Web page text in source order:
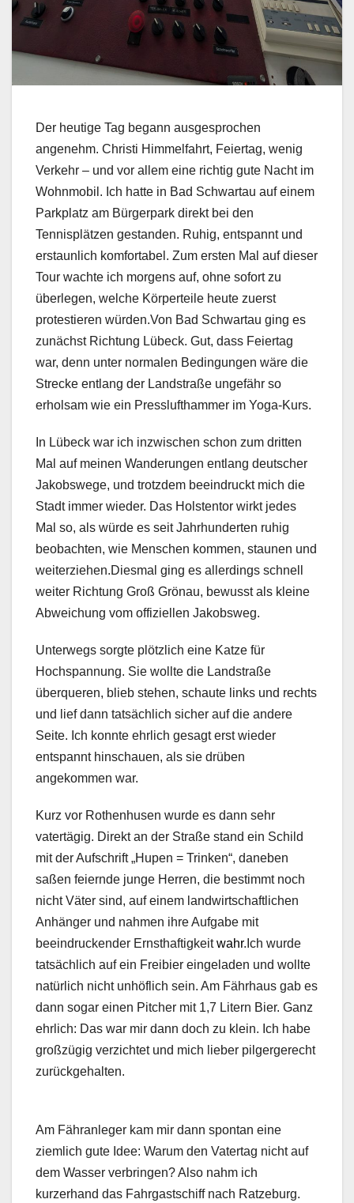
Der heutige Tag begann ausgesprochen
angenehm. Christi Himmelfahrt, Feiertag, wenig
Verkehr – und vor allem eine richtig gute Nacht im
Wohnmobil. Ich hatte in Bad Schwartau auf einem
Parkplatz am Bürgerpark direkt bei den
Tennisplätzen gestanden. Ruhig, entspannt und
erstaunlich komfortabel. Zum ersten Mal auf dieser
Tour wachte ich morgens auf, ohne sofort zu
überlegen, welche Körperteile heute zuerst
protestieren würden.Von Bad Schwartau ging es
zunächst Richtung Lübeck. Gut, dass Feiertag
war, denn unter normalen Bedingungen wäre die
Strecke entlang der Landstraße ungefähr so
erholsam wie ein Presslufthammer im Yoga-Kurs.
In Lübeck war ich inzwischen schon zum dritten
Mal auf meinen Wanderungen entlang deutscher
Jakobswege, und trotzdem beeindruckt mich die
Stadt immer wieder. Das Holstentor wirkt jedes
Mal so, als würde es seit Jahrhunderten ruhig
beobachten, wie Menschen kommen, staunen und
weiterziehen.Diesmal ging es allerdings schnell
weiter Richtung Groß Grönau, bewusst als kleine
Abweichung vom offiziellen Jakobsweg.
Unterwegs sorgte plötzlich eine Katze für
Hochspannung. Sie wollte die Landstraße
überqueren, blieb stehen, schaute links und rechts
und lief dann tatsächlich sicher auf die andere
Seite. Ich konnte ehrlich gesagt erst wieder
entspannt hinschauen, als sie drüben
angekommen war.
Kurz vor Rothenhusen wurde es dann sehr
vatertägig. Direkt an der Straße stand ein Schild
mit der Aufschrift „Hupen = Trinken“, daneben
saßen feiernde junge Herren, die bestimmt noch
nicht Väter sind, auf einem landwirtschaftlichen
Anhänger und nahmen ihre Aufgabe mit
beeindruckender Ernsthaftigkeitwahr.Ich wurde
tatsächlich auf ein Freibier eingeladen und wollte
natürlich nicht unhöflich sein. Am Fährhaus gab es
dann sogar einen Pitcher mit 1,7 Litern Bier. Ganz
ehrlich: Das war mir dann doch zu klein. Ich habe
großzügig verzichtet und mich lieber pilgergerecht
zurückgehalten.
Am Fähranleger kam mir dann spontan eine
ziemlich gute Idee: Warum den Vatertag nicht auf
dem Wasser verbringen? Also nahm ich
kurzerhand das Fahrgastschiff nach Ratzeburg.